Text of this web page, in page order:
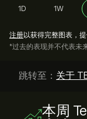
1D 1W
注册以获得完整图表，
*过去的表现并不代表未
跳转至： 关于
本周